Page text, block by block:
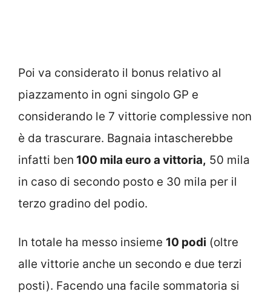
Poi va considerato il bonus relativo al
piazzamento in ogni singolo GP e
considerando le 7 vittorie complessive non
è da trascurare. Bagnaia intascherebbe
infatti ben 100 mila euro a vittoria, 50 mila
in caso di secondo posto e 30 mila per il
terzo gradino del podio.
In totale ha messo insieme 10 podi (oltre
alle vittorie anche un secondo e due terzi
posti). Facendo una facile sommatoria si